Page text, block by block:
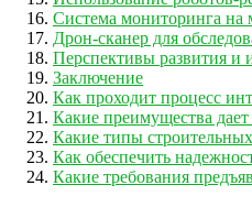
Система мониторинга на
Дрон-сканер для
Перспективы развития и
Заключение
Как проходит процесс
Какие преимущества
Какие типы
Как обеспечить
Какие требования